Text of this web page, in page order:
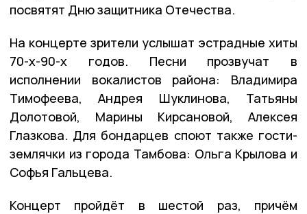
посвятят Дню защитника Отечества.
На концерте зрители услышат эстрадные хиты
70-х-90-х годов. Песни прозвучат в
исполнении вокалистов района: Владимира
Тимофеева, Андрея Шуклинова, Татьяны
Долотовой, Марины Кирсановой, Алексея
Глазкова. Для бондарцев споют также гости-
землячки из города Тамбова: Ольга Крылова и
Софья Гальцева.
Концерт пройдёт в шестой раз, причём